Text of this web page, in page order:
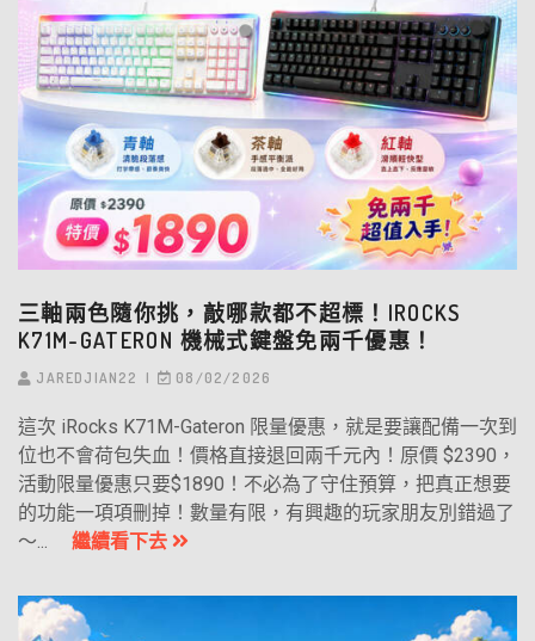
三軸兩色隨你挑，敲哪款都不超標！IROCKS
K71M-GATERON 機械式鍵盤免兩千優惠！
JAREDJIAN22 08/02/2026
這次 iRocks K71M-Gateron 限量優惠，就是要讓配備一次到
位也不會荷包失血！價格直接退回兩千元內！原價 $2390，
活動限量優惠只要$1890！不必為了守住預算，把真正想要
的功能一項項刪掉！數量有限，有興趣的玩家朋友別錯過了
～... 繼續看下去